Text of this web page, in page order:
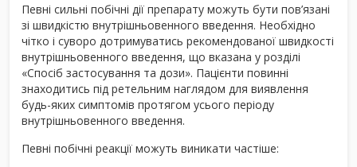
Певні сильні побічні дії препарату можуть бути пов’язані
зі швидкістю внутрішньовенного введення. Необхідно
чітко і суворо дотримуватись рекомендованої швидкості
внутрішньовенного введення, що вказана у розділі
«Спосіб застосування та дози». Пацієнти повинні
знаходитись під ретельним наглядом для виявлення
будь-яких симптомів протягом усього періоду
внутрішньовенного введення.
Певні побічні реакції можуть виникати частіше: